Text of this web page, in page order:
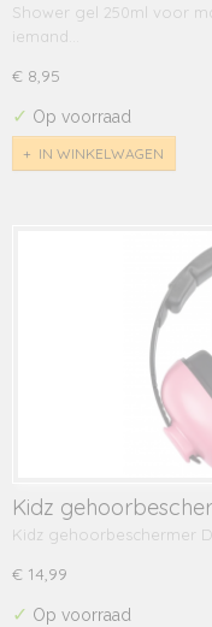
Shower gel 250ml voor
iemand…
€ 8,95
✓ Op voorraad
IN WINKELWAGEN
Kidz
Kidz gehoorbeschermer
€ 14,99
✓ Op voorraad